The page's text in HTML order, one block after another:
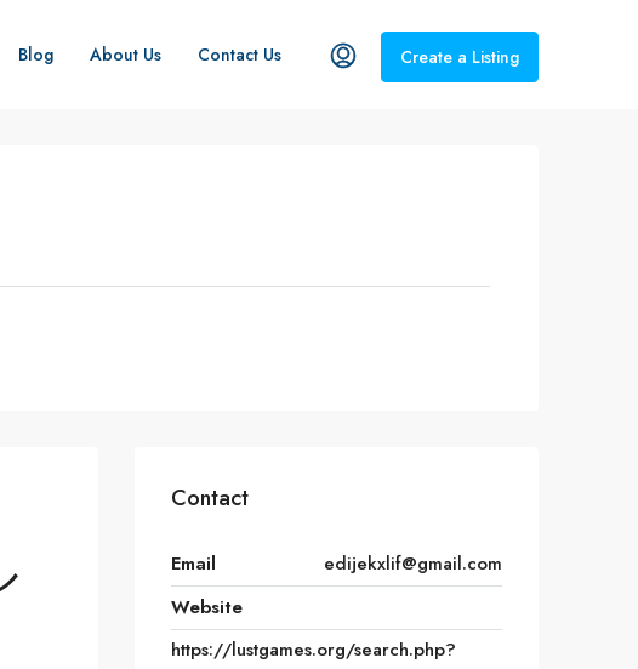
Blog About Us Contact Us Create a Listing
Contact
Email
edijekxlif@gmail.com
Website
https://lustgames.org/search.php?